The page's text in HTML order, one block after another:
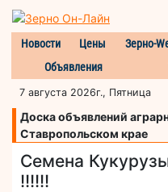
Новости Цены Зерно-
Объявления
7 августа 2026г., Пятница
Доска объявлений
Ставропольском крае
Семена
!!!!!!